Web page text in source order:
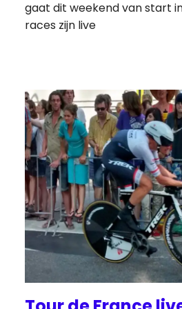
gaat dit weekend van start
races zijn live